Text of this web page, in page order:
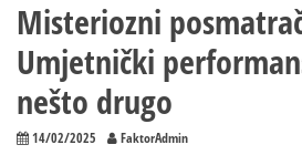
Misteriozni
Umjetnički
nešto drugo
14/02/2025 FaktorAdmin